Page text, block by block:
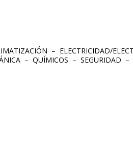
– ELECTRICIDAD/
–QUÍMICOS –SEGURIDAD